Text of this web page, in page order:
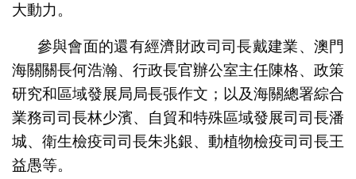
大動力。
參與會面的還有經濟財政司司長戴建業、澳門
海關關長何浩瀚、行政長官辦公室主任陳格、政策
研究和區域發展局局長張作文；以及海關總署綜合
業務司司長林少濱、自貿和特殊區域發展司司長潘
城、衛生檢疫司司長朱兆銀、動植物檢疫司司長王
益愚等。